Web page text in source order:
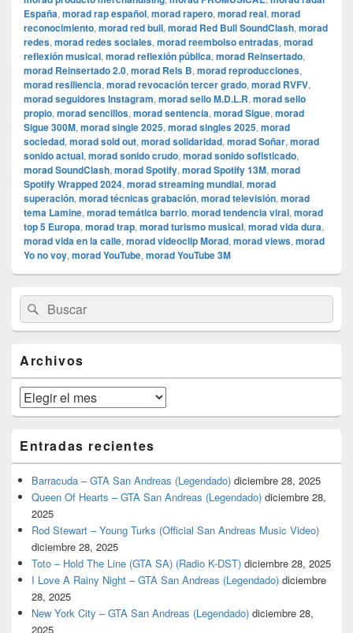
España, morad rap español, morad rapero, morad real, morad
reconocimiento, morad red bull, morad Red Bull SoundClash, morad
redes, morad redes sociales, morad reembolso entradas, morad
reflexión musical, morad reflexión pública, morad Reinsertado,
morad Reinsertado 2.0, morad Rels B, morad reproducciones,
morad resiliencia, morad revocación tercer grado, morad RVFV,
morad seguidores Instagram, morad sello M.D.L.R, morad sello
propio, morad sencillos, morad sentencia, morad Sigue, morad
Sigue 300M, morad single 2025, morad singles 2025, morad
sociedad, morad sold out, morad solidaridad, morad Soñar, morad
sonido actual, morad sonido crudo, morad sonido sofisticado,
morad SoundClash, morad Spotify, morad Spotify 13M, morad
Spotify Wrapped 2024, morad streaming mundial, morad
superación, morad técnicas grabación, morad televisión, morad
tema Lamine, morad temática barrio, morad tendencia viral, morad
top 5 Europa, morad trap, morad turismo musical, morad vida dura,
morad vida en la calle, morad videocli‏p Morad, morad views, morad
Yo no voy, morad YouTube, morad YouTube 3M
área
de
widget
lateral
primaria
Buscar
por:
Buscar
Archivos
Archivos
Entradas recientes
Barracuda – GTA San Andreas (Legendado) diciembre 28, 2025
Queen Of Hearts – GTA San Andreas (Legendado) diciembre 28,
2025
Rod Stewart – Young Turks (Official San Andreas Music Video)
diciembre 28, 2025
Toto – Hold The Line (GTA SA) (Radio K-DST) diciembre 28, 2025
I Love A Rainy Night – GTA San Andreas (Legendado) diciembre
28, 2025
New York City – GTA San Andreas (Legendado) diciembre 28,
2025